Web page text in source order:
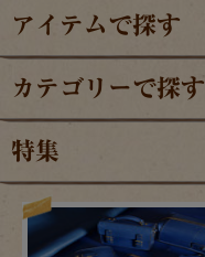
アイテムで探す
カテゴリーで探す
特集